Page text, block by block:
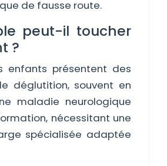
de fausse route.
peut-il toucher
?
enfants présentent des
déglutition, souvent en
maladie neurologique
nécessitant une
spécialisée adaptée